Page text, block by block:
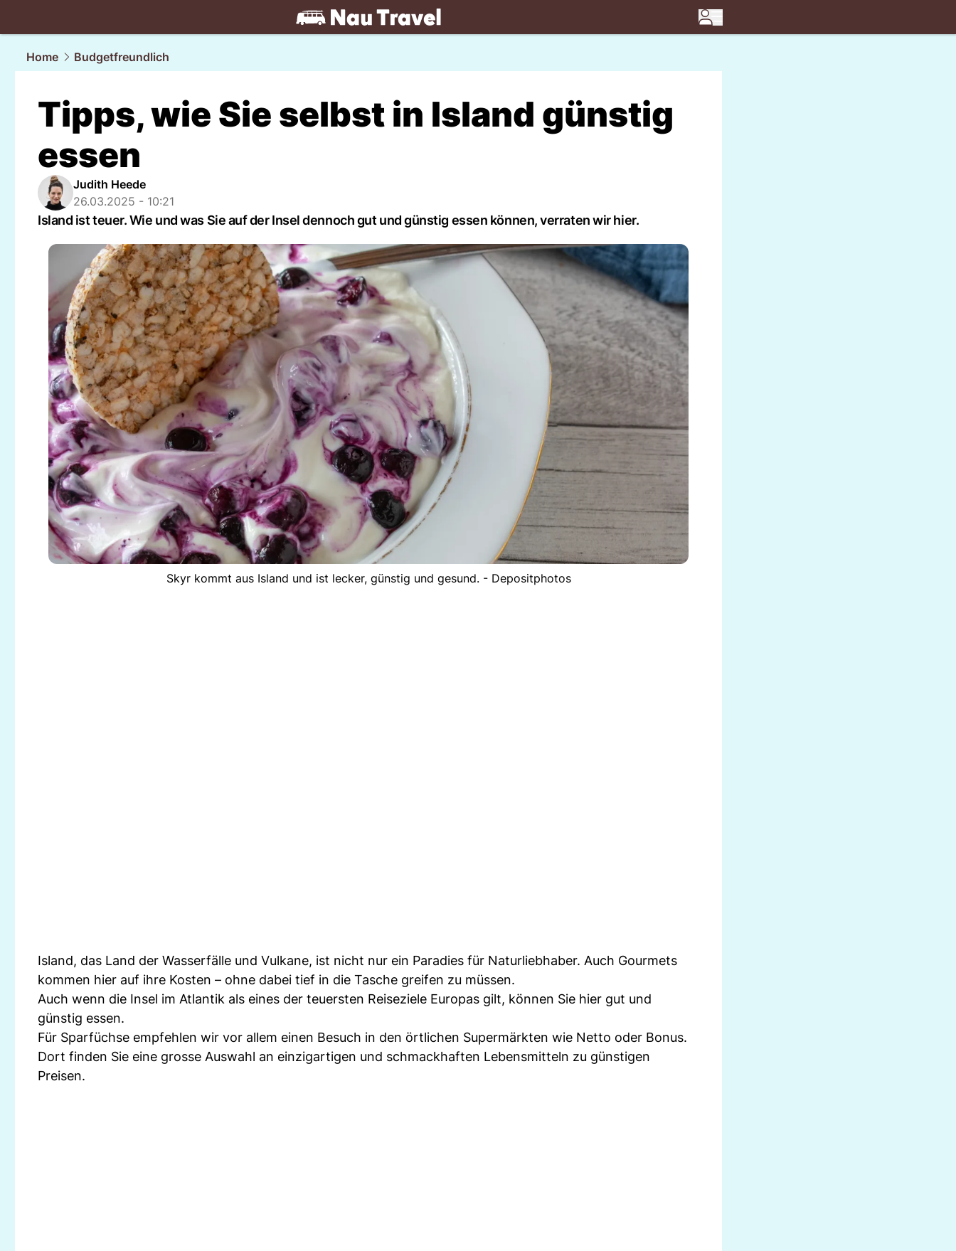
travel.NAU.ch
Home
Budgetfreundlich
Tipps, wie Sie selbst in Island günstig
essen
Judith Heede
26.03.2025 - 10:21
Island ist teuer. Wie und was Sie auf der Insel dennoch gut und günstig essen können, verraten wir hier.
Skyr kommt aus Island und ist lecker, günstig und gesund. - Depositphotos
Island, das Land der Wasserfälle und Vulkane, ist nicht nur ein Paradies für Naturliebhaber. Auch Gourmets
kommen hier auf ihre Kosten – ohne dabei tief in die Tasche greifen zu müssen.
Auch wenn die Insel im Atlantik als eines der teuersten Reiseziele Europas gilt, können Sie hier gut und
günstig essen.
Für Sparfüchse empfehlen wir vor allem einen Besuch in den örtlichen Supermärkten wie Netto oder Bonus.
Dort finden Sie eine grosse Auswahl an einzigartigen und schmackhaften Lebensmitteln zu günstigen
Preisen.